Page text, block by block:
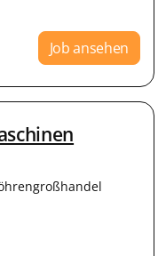
Job ansehen